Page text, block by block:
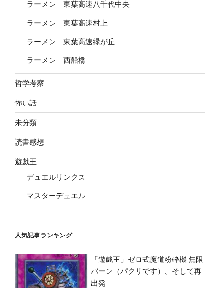
ラーメン 東葉高速八千代中央
ラーメン 東葉高速村上
ラーメン 東葉高速緑が丘
ラーメン 西船橋
哲学考察
怖い話
未分類
読書感想
遊戯王
デュエルリンクス
マスターデュエル
人気記事ランキング
「遊戯王」ゼロ式魔道粉砕機 無限
バーン（パクリです）、そして再
出発